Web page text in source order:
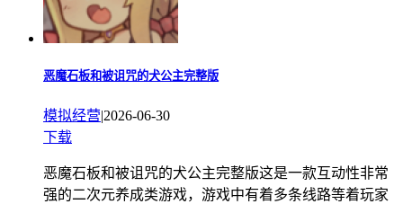
恶魔石板和被诅咒的犬公主完整版
模拟经营|2026-06-30
下载
恶魔石板和被诅咒的犬公主完整版这是一款互动性非常
强的二次元养成类游戏，游戏中有着多条线路等着玩家